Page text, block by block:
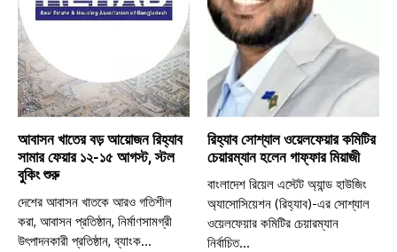
আবাসন খাতের বড় আয়োজন রিহ্যাব
সামার ফেয়ার ১২-১৫ আগস্ট, স্টল
বুকিং শুরু
দেশের আবাসন খাতকে আরও গতিশীল
করা, আবাসন প্রতিষ্ঠান, নির্মাণসামগ্রী
উৎপাদনকারী প্রতিষ্ঠান, ব্যাংক...
রিহ্যাব সোশ্যাল ওয়েলফেয়ার কমিটির
চেয়ারম্যান হলেন গাফ্ফার মিয়াজী
বাংলাদেশ রিয়েল এস্টেট অ্যান্ড হাউজিং
অ্যাসোসিয়েশন (রিহ্যাব)-এর সোশ্যাল
ওয়েলফেয়ার কমিটির চেয়ারম্যান
নির্বাচিত...